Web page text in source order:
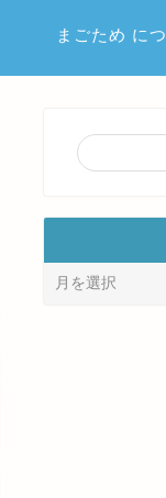
まごため に